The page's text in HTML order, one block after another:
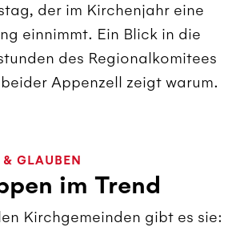
der im Kirchenjahr eine
einnimmt. Ein Blick in die
des Regionalkomitees
Appenzell zeigt warum.
& GLAUBEN
im Trend
Kirchgemeinden gibt es sie: